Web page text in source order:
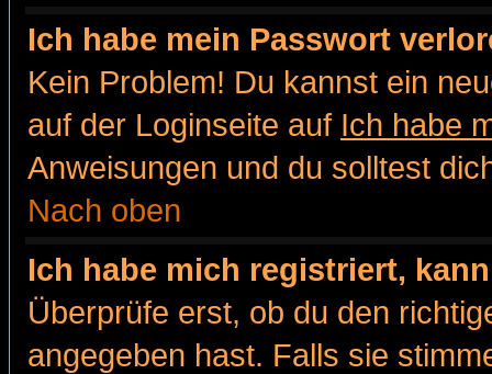
Ich habe mein Passwort
Kein Problem! Du kannst ein
auf der Loginseite auf Ich habe
Anweisungen und du solltest
Nach oben
Ich habe mich registriert,
Überprüfe erst, ob du den
angegeben hast. Falls sie